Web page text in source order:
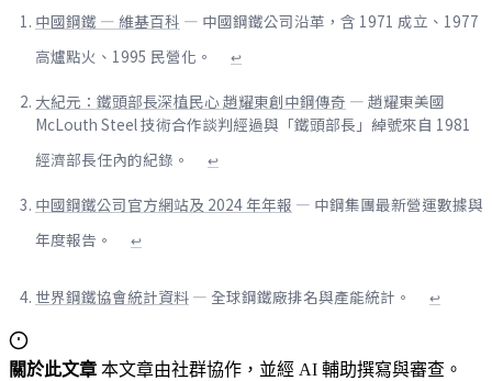
中國鋼鐵 — 維基百科 — 中國鋼鐵公司沿革，含 1971 成立、1977
高爐點火、1995 民營化。
↩
大紀元：鐵頭部長深植民心 趙耀東創中鋼傳奇 — 趙耀東美國
McLouth Steel 技術合作談判經過與「鐵頭部長」綽號來自 1981
經濟部長任內的紀錄。
↩
中國鋼鐵公司官方網站及 2024 年年報 — 中鋼集團最新營運數據與
年度報告。
↩
世界鋼鐵協會統計資料 — 全球鋼鐵廠排名與產能統計。 ↩
關於此文章 本文章由社群協作，並經 AI 輔助撰寫與審查。